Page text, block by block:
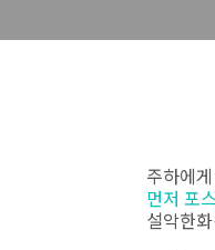
주하에
먼저 포
설악한